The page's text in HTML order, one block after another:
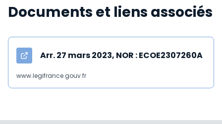
Documents et liens associés
Arr. 27 mars 2023, NOR : ECOE2307260A
www.legifrance.gouv.fr